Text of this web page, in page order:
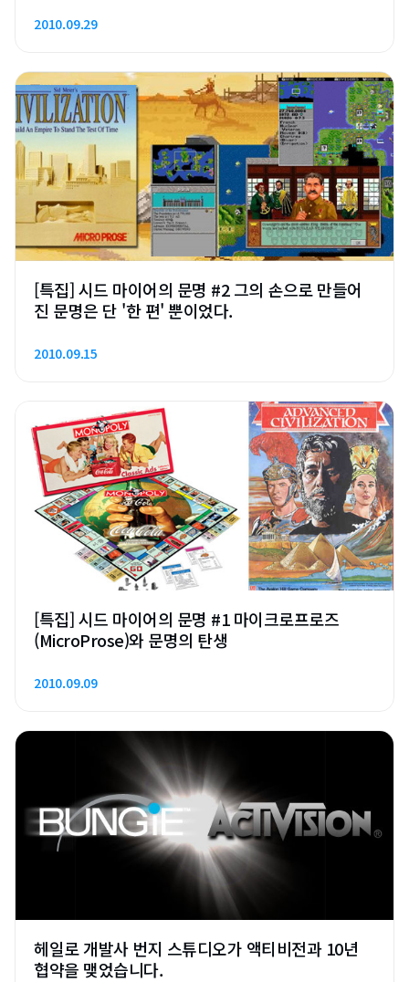
2010.09.29
[특집] 시드 마이어의 문명 #2 그의 손으로 만들어
진 문명은 단 '한 편' 뿐이었다.
2010.09.15
[특집] 시드 마이어의 문명 #1 마이크로프로즈
(MicroProse)와 문명의 탄생
2010.09.09
헤일로 개발사 번지 스튜디오가 액티비전과 10년
협약을 맺었습니다.